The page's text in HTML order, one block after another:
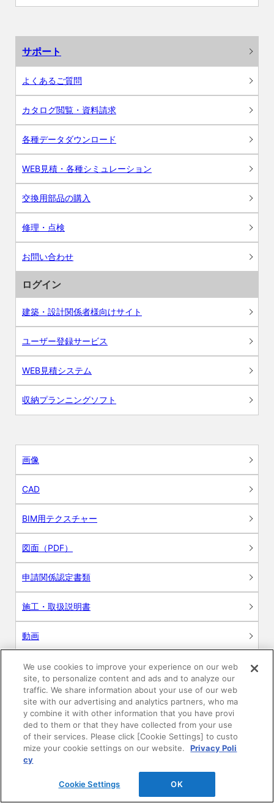
サポート
よくあるご質問
カタログ閲覧・資料請求
各種データダウンロード
WEB見積・各種シミュレーション
交換用部品の購入
修理・点検
お問い合わせ
ログイン
建築・設計関係者様向けサイト
ユーザー登録サービス
WEB見積システム
収納プランニングソフト
画像
CAD
BIM用テクスチャー
図面（PDF）
申請関係認定書類
施工・取扱説明書
動画
シミュレーションツール
24時間換気システム〈エアスマート〉
簡易設計見積ソフト
R&Dセンター環境測定・分析サービス
商品マスター申し込み
We use cookies to improve your experience on our web
site, to personalize content and ads and to analyze our
traffic. We share information about your use of our web
site with our advertising and analytics partners, who ma
y combine it with other information that you have provi
ded to them or that they have collected from your use
of their services. Please click [Cookie Settings] to custo
mize your cookie settings on our website.
Privacy Poli
cy
Cookie Settings OK